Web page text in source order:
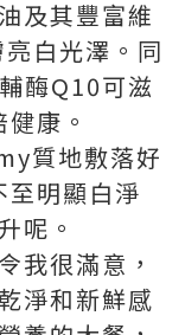
及其豐富維
白光澤。同
酶Q10可滋
康。
質地敷落好
至明顯白淨
呢。
我很滿意，
淨和新鮮感